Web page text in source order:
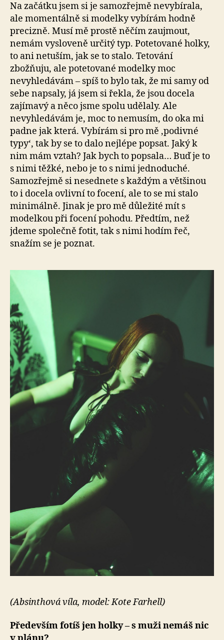
Na začátku jsem si je samozřejmě nevybírala,
ale momentálně si modelky vybírám hodně
precizně. Musí mě prostě něčím zaujmout,
nemám vysloveně určitý typ. Potetované holky,
to ani netuším, jak se to stalo. Tetování
zbožňuju, ale potetované modelky moc
nevyhledávám – spíš to bylo tak, že mi samy od
sebe napsaly, já jsem si řekla, že jsou docela
zajímavý a něco jsme spolu udělaly. Ale
nevyhledávám je, moc to nemusím, do oka mi
padne jak která. Vybírám si pro mě ‚podivné
typy‘, tak by se to dalo nejlépe popsat. Jaký k
nim mám vztah? Jak bych to popsala… Buď je to
s nimi těžké, nebo je to s nimi jednoduché.
Samozřejmě si nesednete s každým a většinou
to i docela ovlivní to focení, ale to se mi stalo
minimálně. Jinak je pro mě důležité mít s
modelkou při focení pohodu. Předtím, než
jdeme společně fotit, tak s nimi hodím řeč,
snažím se je poznat.
(Absinthová víla, model: Kote Farhell)
Především fotíš jen holky – s muži nemáš nic